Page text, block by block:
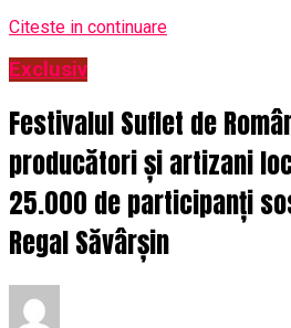
Citeste in continuare
Exclusiv
Festivalul Suflet de
producători și artizani
25.000 de participanți
Regal Săvârșin